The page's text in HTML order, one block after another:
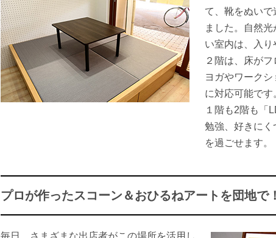
て、靴をぬい
ました。自然
い室内は、入り
２階は、床がフ
ヨガやワーク
に対応可能です
１階も2階も「
勉強、好きにく
を過ごせます。
プロが作ったスコーン＆おひるねアートを団地で！